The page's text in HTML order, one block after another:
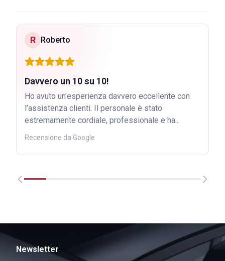
R Roberto
Davvero un 10 su 10!
Ho avuto un’esperienza davvero eccellente con
l’assistenza clienti. Il personale è stato
estremamente cordiale, professionale e ha...
Recensione da Google
Newsletter